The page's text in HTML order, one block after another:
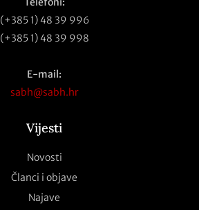
(+385 1) 48 39 996
(+385 1) 48 39 998
E-mail:
sabh@sabh.hr
Vijesti
Novosti
Članci i objave
Najave